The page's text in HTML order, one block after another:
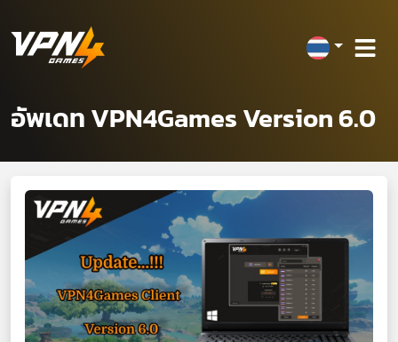
อัพเดท VPN4Games Version 6.0